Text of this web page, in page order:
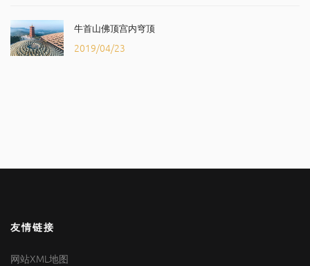
牛首山佛顶宫内穹顶
2019/04/23
友情链接
网站XML地图